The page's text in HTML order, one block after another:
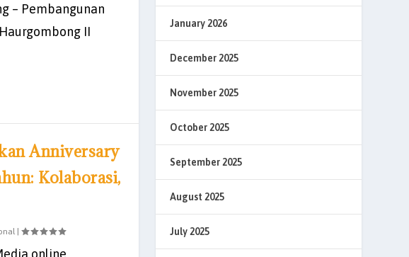
– Pembangunan
II
Anniversary
Kolaborasi,
|
online
January 2026
December 2025
November 2025
October 2025
September 2025
August 2025
July 2025